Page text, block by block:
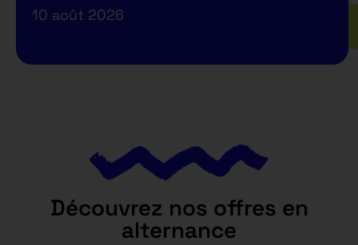
10 août 2026
Découvrez nos offres en
alternance